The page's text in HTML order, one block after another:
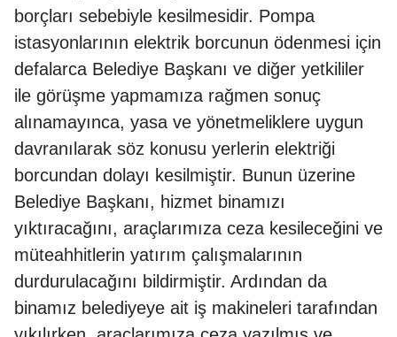
borçları sebebiyle kesilmesidir. Pompa
istasyonlarının elektrik borcunun ödenmesi için
defalarca Belediye Başkanı ve diğer yetkililer
ile görüşme yapmamıza rağmen sonuç
alınamayınca, yasa ve yönetmeliklere uygun
davranılarak söz konusu yerlerin elektriği
borcundan dolayı kesilmiştir. Bunun üzerine
Belediye Başkanı, hizmet binamızı
yıktıracağını, araçlarımıza ceza kesileceğini ve
müteahhitlerin yatırım çalışmalarının
durdurulacağını bildirmiştir. Ardından da
binamız belediyeye ait iş makineleri tarafından